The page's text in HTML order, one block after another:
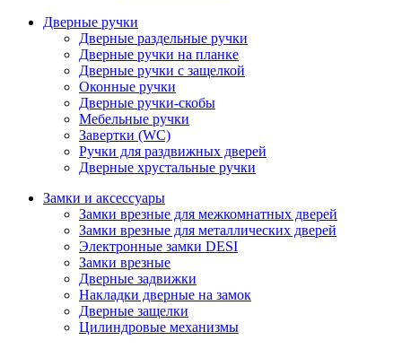
Дверные ручки
Дверные раздельные ручки
Дверные ручки на планке
Дверные ручки с защелкой
Оконные ручки
Дверные ручки-скобы
Мебельные ручки
Завертки (WC)
Ручки для раздвижных дверей
Дверные хрустальные ручки
Замки и аксессуары
Замки врезные для межкомнатных дверей
Замки врезные для металлических дверей
Электронные замки DESI
Замки врезные
Дверные задвижки
Накладки дверные на замок
Дверные защелки
Цилиндровые механизмы